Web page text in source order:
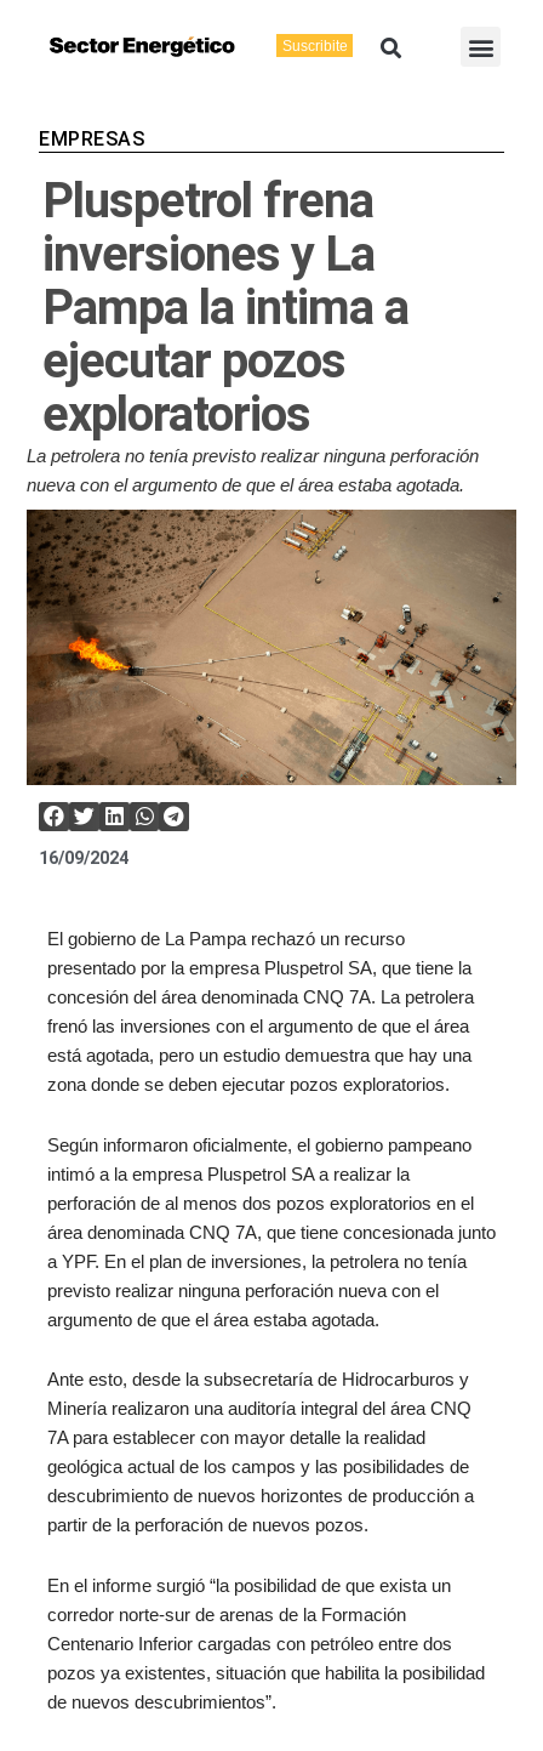
Suscribite Buscar
EMPRESAS
Pluspetrol frena
inversiones y La
Pampa la intima a
ejecutar pozos
exploratorios
La petrolera no tenía previsto realizar ninguna perforación
nueva con el argumento de que el área estaba agotada.
16/09/2024
El gobierno de La Pampa rechazó un recurso
presentado por la empresa Pluspetrol SA, que tiene la
concesión del área denominada CNQ 7A. La petrolera
frenó las inversiones con el argumento de que el área
está agotada, pero un estudio demuestra que hay una
zona donde se deben ejecutar pozos exploratorios.
Según informaron oficialmente, el gobierno pampeano
intimó a la empresa Pluspetrol SA a realizar la
perforación de al menos dos pozos exploratorios en el
área denominada CNQ 7A, que tiene concesionada junto
a YPF. En el plan de inversiones, la petrolera no tenía
previsto realizar ninguna perforación nueva con el
argumento de que el área estaba agotada.
Ante esto, desde la subsecretaría de Hidrocarburos y
Minería realizaron una auditoría integral del área CNQ
7A para establecer con mayor detalle la realidad
geológica actual de los campos y las posibilidades de
descubrimiento de nuevos horizontes de producción a
partir de la perforación de nuevos pozos.
En el informe surgió “la posibilidad de que exista un
corredor norte-sur de arenas de la Formación
Centenario Inferior cargadas con petróleo entre dos
pozos ya existentes, situación que habilita la posibilidad
de nuevos descubrimientos”.